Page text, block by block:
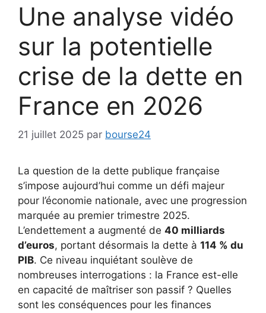
Une analyse vidéo
sur la potentielle
crise de la dette en
France en 2026
21 juillet 2025 par bourse24
La question de la dette publique française
s’impose aujourd’hui comme un défi majeur
pour l’économie nationale, avec une progression
marquée au premier trimestre 2025.
L’endettement a augmenté de 40 milliards
d’euros, portant désormais la dette à 114 % du
PIB. Ce niveau inquiétant soulève de
nombreuses interrogations : la France est-elle
en capacité de maîtriser son passif ? Quelles
sont les conséquences pour les finances